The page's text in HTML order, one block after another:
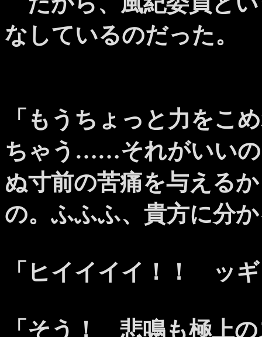
なしているのだった。
「もうちょっと力をこ
ちゃう……それがいいの
ぬ寸前の苦痛を与える
の。ふふふ、貴方に分
「ヒイイイイ！！ ッ
「そう！ 悲鳴も極上